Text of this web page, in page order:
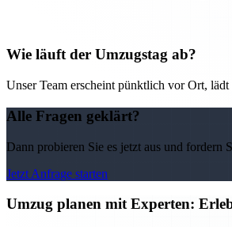
Wie läuft der Umzugstag ab?
Unser Team erscheint pünktlich vor Ort,
Alle Fragen geklärt?
Dann probieren Sie es jetzt aus und
Jetzt Anfrage starten
Umzug planen mit Experten: